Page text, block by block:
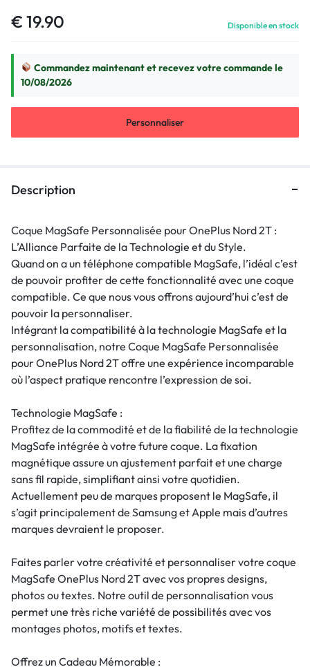
€ 19.90 Disponible en stock
Commandez maintenant et recevez votre commande le
10/08/2026
Personnaliser
Description
Coque MagSafe Personnalisée pour OnePlus Nord 2T :
L’Alliance Parfaite de la Technologie et du Style.
Quand on a un téléphone compatible MagSafe, l’idéal c’est
de pouvoir profiter de cette fonctionnalité avec une coque
compatible. Ce que nous vous offrons aujourd’hui c’est de
pouvoir la personnaliser.
Intégrant la compatibilité à la technologie MagSafe et la
personnalisation, notre Coque MagSafe Personnalisée
pour OnePlus Nord 2T offre une expérience incomparable
où l’aspect pratique rencontre l’expression de soi.
Technologie MagSafe :
Profitez de la commodité et de la fiabilité de la technologie
MagSafe intégrée à votre future coque. La fixation
magnétique assure un ajustement parfait et une charge
sans fil rapide, simplifiant ainsi votre quotidien.
Actuellement peu de marques proposent le MagSafe, il
s’agit principalement de Samsung et Apple mais d’autres
marques devraient le proposer.
Faites parler votre créativité et personnaliser votre coque
MagSafe OnePlus Nord 2T avec vos propres designs,
photos ou textes. Notre outil de personnalisation vous
permet une très riche variété de possibilités avec vos
montages photos, motifs et textes.
Offrez un Cadeau Mémorable :